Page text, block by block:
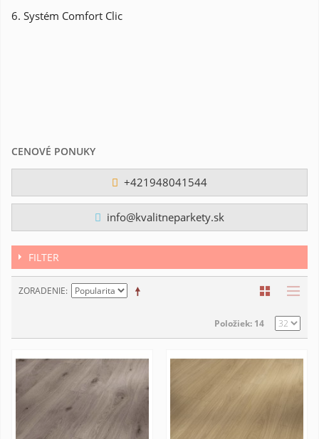
6. Systém Comfort Clic
CENOVÉ PONUKY
+421948041544
info@kvalitneparkety.sk
FILTER
ZORADENIE
Položiek: 14